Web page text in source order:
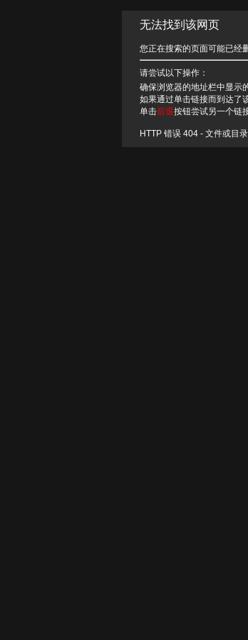
无法找到该网页
您正在搜索的页面可能已经
请尝试以下操作：
确保浏览器的地址栏中显示
如果通过单击链接而到达了
单击后退按钮尝试另一个链接
HTTP 错误 404 - 文件或目录